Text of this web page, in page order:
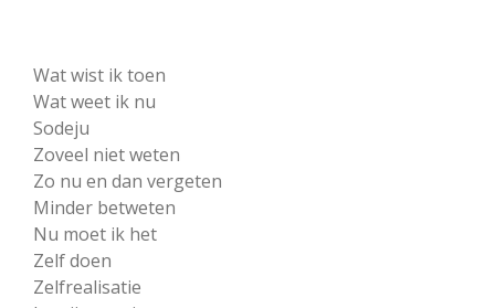
Wat wist ik toen
Wat weet ik nu
Sodeju
Zoveel niet weten
Zo nu en dan vergeten
Minder betweten
Nu moet ik het
Zelf doen
Zelfrealisatie